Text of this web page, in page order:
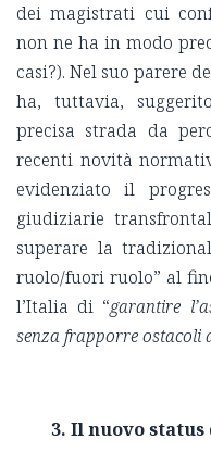
dei magistrati cui
non ne ha in modo
casi?). Nel suo parere
ha, tuttavia,
precisa strada da
recenti novità
evidenziato il
giudiziarie
superare la
ruolo/fuori ruolo” al
l’Italia di “garantire
senza frapporre
3. Il nuovo